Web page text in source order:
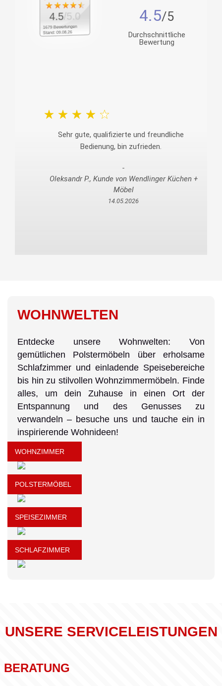
1679 Bewertungen
Stand: 09.08.26
4.5/5.0 4.5
Durchschnittliche
Bewertung
Sehr gute, qualifizierte und freundliche
Bedienung, bin zufrieden.
Oleksandr P., Kunde von Wendlinger Küchen +
Möbel
14.05.2026
WOHNWELTEN
Entdecke unsere Wohnwelten: Von
gemütlichen Polstermöbeln über erholsame
Schlafzimmer und einladende Speisebereiche
bis hin zu stilvollen Wohnzimmermöbeln. Finde
alles, um dein Zuhause in einen Ort der
Entspannung und des Genusses zu
verwandeln – besuche uns und tauche ein in
inspirierende Wohnideen!
WOHNZIMMER
POLSTERMÖBEL
SPEISEZIMMER
SCHLAFZIMMER
UNSERE SERVICELEISTUNGEN
BERATUNG